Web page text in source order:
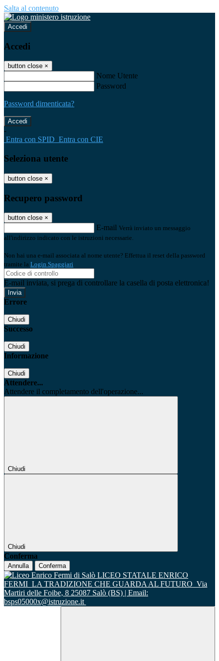
Salta al contenuto
Accedi
Accedi
button close ×
Nome Utente
Password
Password dimenticata?
-
Entra con SPID Entra con CIE
Seleziona utente
button close ×
Recupero password
button close ×
E-mail Verrà inviato un messaggio
all'indirizzo indicato con le istruzioni necessarie.
Non hai una e-mail associata al nome utente? Effettua il reset della password
tramite la Login Spaggiari
E-mail inviata, si prega di controllare la casella di posta elettronica!
Errore
Chiudi
Successo
Chiudi
Informazione
Chiudi
Attendere...
Attendere il completamento dell'operazione...
Chiudi
Chiudi
Conferma
Annulla Conferma
LICEO STATALE ENRICO
FERMI LA TRADIZIONE CHE GUARDA AL FUTURO Via
Martiri delle Foibe, 8 25087 Salò (BS) | Email:
bsps05000x@istruzione.it